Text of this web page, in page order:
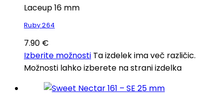
Laceup 16 mm
Ruby 264
7.90 €
Izberite možnosti Ta izdelek ima več različic.
Možnosti lahko izberete na strani izdelka